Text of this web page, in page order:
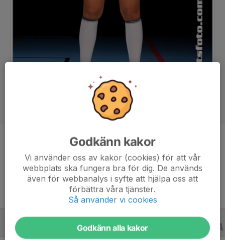
-
Ålder
16 år
ALLA SERIER ALLA ÅR
Godkänn kakor
Vi använder oss av kakor (cookies) för att vår
webbplats ska fungera bra för dig. De används
även för webbanalys i syfte att hjälpa oss att
förbättra våra tjänster.
Så använder vi cookies
Godkänn alla kakor